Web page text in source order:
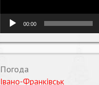
00:00
Погода
Івано-Франківськ